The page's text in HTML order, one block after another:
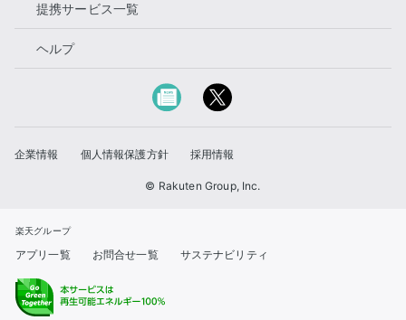
提携サービス一覧
ヘルプ
企業情報 個人情報保護方針 採用情報
© Rakuten Group, Inc.
楽天グループ
アプリ一覧 お問合せ一覧 サステナビリティ